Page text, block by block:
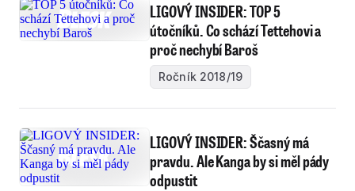
LIGOVÝ INSIDER: TOP 5
útočníků. Co schází Tettehovi a
proč nechybí Baroš
Ročník 2018/19
LIGOVÝ INSIDER: Ščasný má
pravdu. Ale Kanga by si měl pády
odpustit